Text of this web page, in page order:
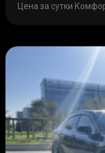
Цена за сутки